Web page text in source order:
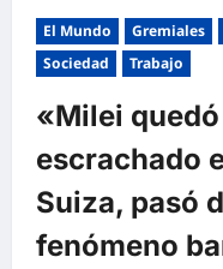
El Mundo Gremiales
Sociedad
Trabajo
«Milei quedó
escrachado
Suiza, pasó
fenómeno